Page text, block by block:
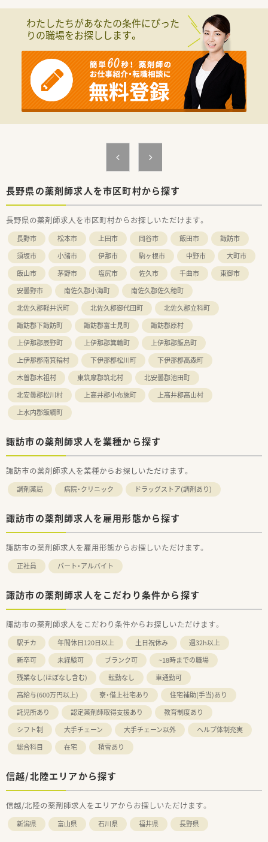
■薬剤師が中心の会社だからこそ活躍できるキャリアパスが多
種多様に用意されています。
■店舗拡大に伴い、エリアマネジャーや営業部長等のマネジメン
■在宅や教育等の専門性を活かせるスペシャリストを目指すこ
とも可能です。
■その他にも、管理部門や商品部門等の本社スタッフなど活動領
域は多種多様です。
■在宅実施店舗は年々増加しており、在宅医療へもしっかりと関
わる事ができます。
■育児休暇は3歳まで取得が可能で、時短制度は小学5年生まで
■年間休日が120日とワークライフバランスが整っています
■日用品から常備薬まで、従業員割引制度など嬉しいメリットも
わたしたちがあなたの条件にぴった
りの職場をお探しします。
長野県の薬剤師求人を市区町村から探す
長野県の薬剤師求人を市区町村からお探しいただけます。
長野市 松本市 上田市 岡谷市 飯田市
諏訪市
須坂市
小諸市 伊那市 駒ヶ根市 中野市
大町市
飯山市
茅野市 塩尻市 佐久市 千曲市
東御市
安曇野市
南佐久郡小海町
南佐久郡佐久穂町
北佐久郡軽井沢町
北佐久郡御代田町
北佐久郡立科町
諏訪郡下諏訪町
諏訪郡富士見町
諏訪郡原村
上伊那郡辰野町
上伊那郡箕輪町
上伊那郡飯島町
上伊那郡南箕輪村
下伊那郡松川町
下伊那郡高森町
木曽郡木祖村
東筑摩郡筑北村
北安曇郡池田町
北安曇郡松川村
上高井郡小布施町
上高井郡高山村
上水内郡飯綱町
諏訪市の薬剤師求人を業種から探す
諏訪市の薬剤師求人を業種からお探しいただけます。
調剤薬局 病院・クリニック ドラッグストア(調剤あり)
諏訪市の薬剤師求人を雇用形態から探す
諏訪市の薬剤師求人を雇用形態からお探しいただけます。
正社員 パート・アルバイト
諏訪市の薬剤師求人をこだわり条件から探す
諏訪市の薬剤師求人をこだわり条件からお探しいただけます。
駅チカ 年間休日120日以上 土日祝休み
週32h以上
新卒可
未経験可 ブランク可
~18時までの職場
残業なし(ほぼなし含む)
転勤なし
車通勤可
高給与(600万円以上)
寮・借上社宅あり
住宅補助(手当)あり
託児所あり
認定薬剤師取得支援あり
教育制度あり
シフト制
大手チェーン 大手チェーン以外
ヘルプ体制充実
総合科目
在宅 積雪あり
信越/北陸エリアから探す
信越/北陸の薬剤師求人をエリアからお探しいただけます。
新潟県 富山県 石川県 福井県 長野県